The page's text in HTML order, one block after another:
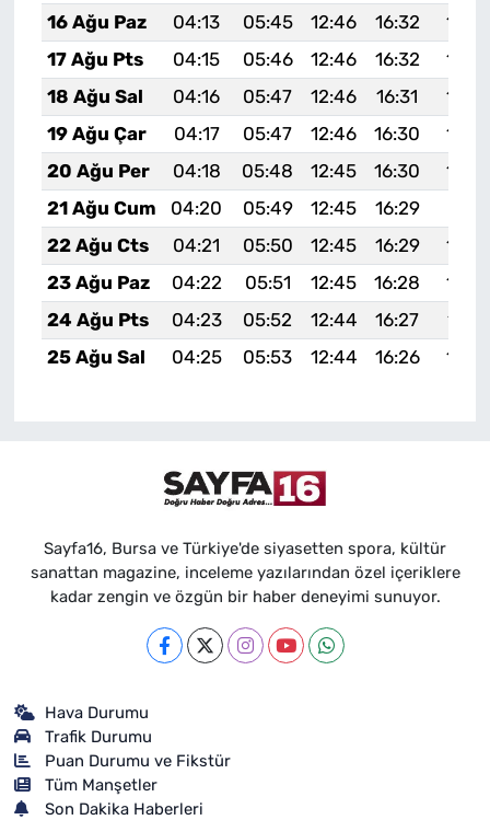
16 Ağu Paz
04:13 05:45 12:46 16:32
17 Ağu Pts
04:15 05:46 12:46 16:32
18 Ağu Sal
04:16 05:47 12:46 16:31
19 Ağu Çar
04:17 05:47 12:46 16:30
20 Ağu Per
04:18 05:48 12:45 16:30
21 Ağu Cum
04:20 05:49 12:45 16:29
22 Ağu Cts
04:21 05:50 12:45 16:29
23 Ağu Paz
04:22 05:51 12:45 16:28
24 Ağu Pts
04:23 05:52 12:44 16:27
19:27
25 Ağu Sal
04:25 05:53 12:44 16:26
Sayfa16, Bursa ve Türkiye'de siyasetten spora, kültür
sanattan magazine, inceleme yazılarından özel içeriklere
kadar zengin ve özgün bir haber deneyimi sunuyor.
Hava Durumu
Trafik Durumu
Puan Durumu ve Fikstür
Tüm Manşetler
Son Dakika Haberleri